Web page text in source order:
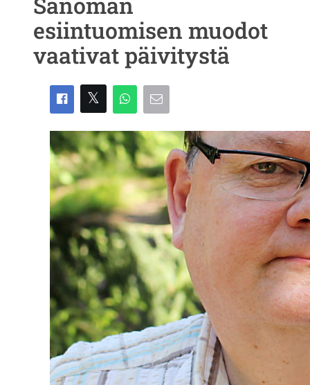
esiintuomisen muodot
vaativat päivitystä